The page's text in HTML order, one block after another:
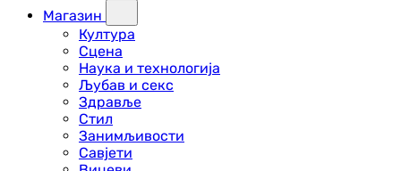
Магазин
Култура
Сцена
Наука и технологија
Љубав и секс
Здравље
Стил
Занимљивости
Савјети